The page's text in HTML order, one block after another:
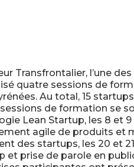
Transfrontalier, l’une
quatre sessions de
Au total, 15
de formation se
Lean Startup, les 8 et 9
agile de produits et
des startups, les 20 et
et prise de parole en